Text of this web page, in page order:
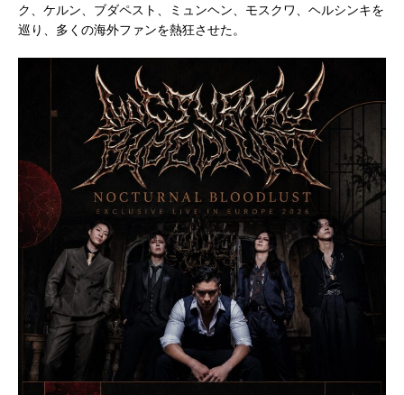
ク、ケルン、ブダペスト、ミュンヘン、モスクワ、ヘルシンキを
巡り、多くの海外ファンを熱狂させた。